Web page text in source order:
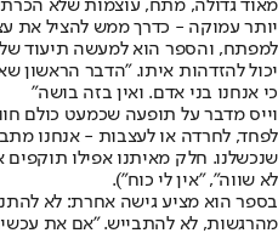
מאוד גדולה, מתח, עוצמות שלא
יותר עמוקה - כדרך ממש להציל את
למפתח, והספר הוא למעשה תיעוד
יכול להזדהות איתו. "הדבר הראשון
כי אנחנו בני אדם. ואין בזה בושה"
וייס מדבר על תופעה שכמעט כולם
לפחד, לחרדה או לעצבות - אנחנו
שנכשלנו. חלק מאיתנו אפילו תוקפים
לא שווה", "אין לי כוח").
בספר הוא מציע גישה אחרת: לא
מהרגשות, לא להתבייש. "אם את